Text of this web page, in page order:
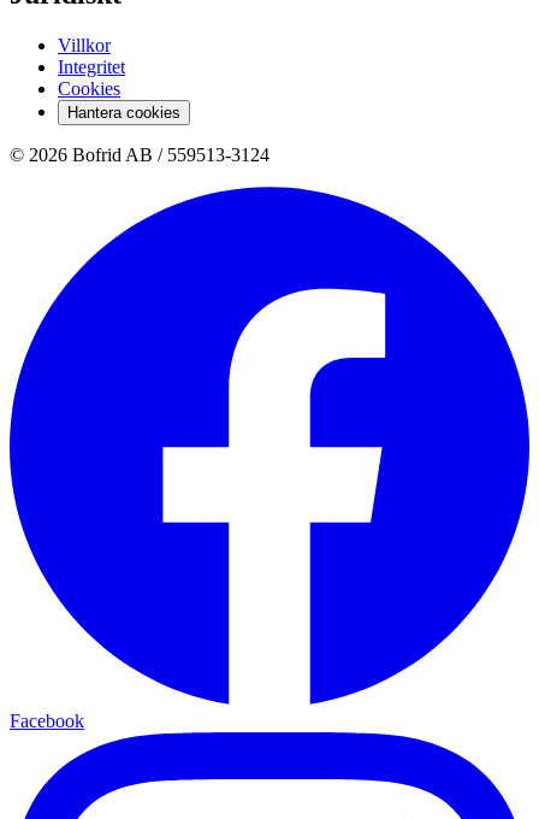
Villkor
Integritet
Cookies
Hantera cookies
© 2026 Bofrid AB / 559513-3124
Facebook